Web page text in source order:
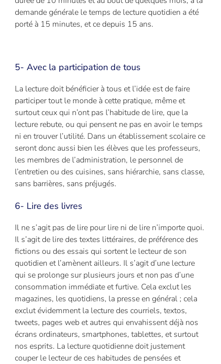
demande générale le temps de lecture quotidien a été
porté à 15 minutes, et ce depuis 15 ans.
5- Avec la participation de tous
La lecture doit bénéficier à tous et l’idée est de faire
participer tout le monde à cette pratique, même et
surtout ceux qui n’ont pas l’habitude de lire, que la
lecture rebute, ou qui pensent ne pas en avoir le temps
ni en trouver l’utilité. Dans un établissement scolaire ce
seront donc aussi bien les élèves que les professeurs,
les membres de l’administration, le personnel de
l’entretien ou des cuisines, sans hiérarchie, sans classe,
sans barrières, sans préjugés.
6- Lire des livres
Il ne s’agit pas de lire pour lire ni de lire n’importe quoi.
Il s’agit de lire des textes littéraires, de préférence des
fictions ou des essais qui sortent le lecteur de son
quotidien et l’amènent ailleurs. Il s’agit d’une lecture
qui se prolonge sur plusieurs jours et non pas d’une
consommation immédiate et furtive. Cela exclut les
magazines, les quotidiens, la presse en général ; cela
exclut évidemment la lecture des courriels, textos,
tweets, pages web et autres qui envahissent déjà nos
écrans ordinateurs, smartphones, tablettes, et surtout
nos esprits. La lecture quotidienne doit justement
couper le lecteur de ces habitudes de pensées et